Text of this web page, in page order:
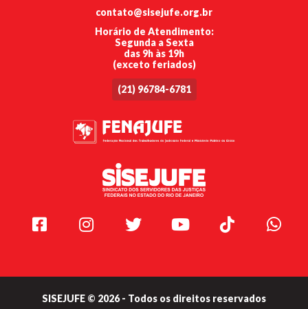
contato@sisejufe.org.br
Horário de Atendimento:
Segunda a Sexta
das 9h às 19h
(exceto feriados)
(21) 96784-6781
Facebook Instagram Twitter Youtube TikTok
SISEJUFE © 2026 - Todos os direitos reservados